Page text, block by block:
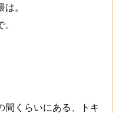
。
間くらいにある、トキ